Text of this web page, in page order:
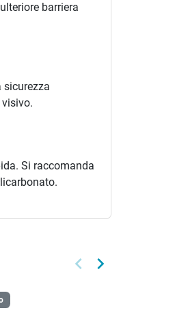
barriera
sicurezza
Si raccomanda
Precedente
keyboard_arrow_left Successivo
keyboard_arrow_right